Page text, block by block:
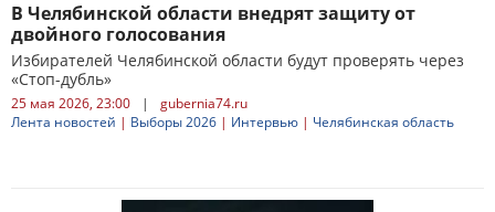
В Челябинской области внедрят защиту от
двойного голосования
Избирателей Челябинской области будут проверять через
«Стоп-дубль»
25 мая 2026, 23:00 |
gubernia74.ru
Лента новостей | Выборы 2026 | Интервью | Челябинская область